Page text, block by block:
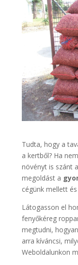
Tudta, hogy a
a kertből? Ha
növényt is szánt
megoldást a
cégünk mellett
Látogasson el
fenyőkéreg
megtudni,
arra kíváncsi,
Weboldalunkon